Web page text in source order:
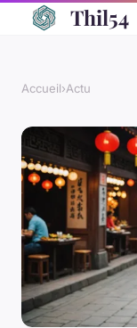
Thil54
Accueil›Actu